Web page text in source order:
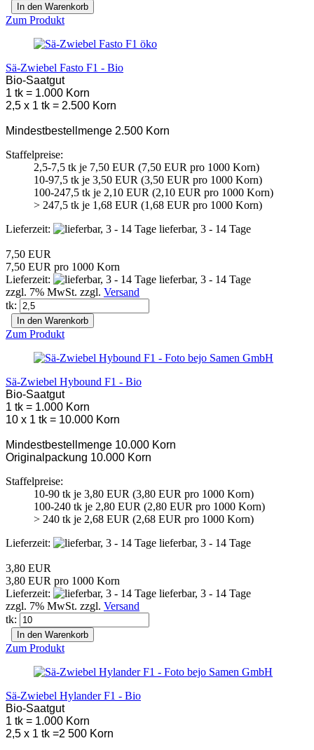
In den Warenkorb
Zum Produkt
Sä-Zwiebel Fasto F1 - Bio
Bio-Saatgut
1 tk = 1.000 Korn
2,5 x 1 tk = 2.500 Korn
Mindestbestellmenge 2.500 Korn
Staffelpreise:
2,5-7,5 tk je 7,50 EUR (7,50 EUR pro 1000 Korn)
10-97,5 tk je 3,50 EUR (3,50 EUR pro 1000 Korn)
100-247,5 tk je 2,10 EUR (2,10 EUR pro 1000 Korn)
> 247,5 tk je 1,68 EUR (1,68 EUR pro 1000 Korn)
Lieferzeit:
lieferbar, 3 - 14 Tage
7,50 EUR
7,50 EUR pro 1000 Korn
Lieferzeit:
lieferbar, 3 - 14 Tage
zzgl. 7% MwSt. zzgl. Versand
tk:
In den Warenkorb
Zum Produkt
Sä-Zwiebel Hybound F1 - Bio
Bio-Saatgut
1 tk = 1.000 Korn
10 x 1 tk = 10.000 Korn
Mindestbestellmenge 10.000 Korn
Originalpackung 10.000 Korn
Staffelpreise:
10-90 tk je 3,80 EUR (3,80 EUR pro 1000 Korn)
100-240 tk je 2,80 EUR (2,80 EUR pro 1000 Korn)
> 240 tk je 2,68 EUR (2,68 EUR pro 1000 Korn)
Lieferzeit:
lieferbar, 3 - 14 Tage
3,80 EUR
3,80 EUR pro 1000 Korn
Lieferzeit:
lieferbar, 3 - 14 Tage
zzgl. 7% MwSt. zzgl. Versand
tk:
In den Warenkorb
Zum Produkt
Sä-Zwiebel Hylander F1 - Bio
Bio-Saatgut
1 tk = 1.000 Korn
2,5 x 1 tk =2 500 Korn